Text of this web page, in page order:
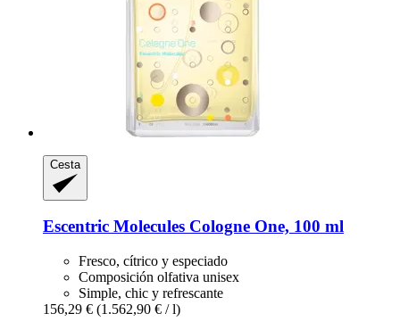
Cesta
Escentric Molecules Cologne One, 100 ml
Fresco, cítrico y especiado
Composición olfativa unisex
Simple, chic y refrescante
156,29 € (1.562,90 € / l)